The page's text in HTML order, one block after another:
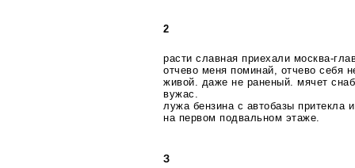
2
расти славная приехали москва-
отчево меня поминай, отчево себя
живой. даже не раненый. мячет
вужас.
лужа бензина с автобазы притекла
на первом подвальном этаже.
З